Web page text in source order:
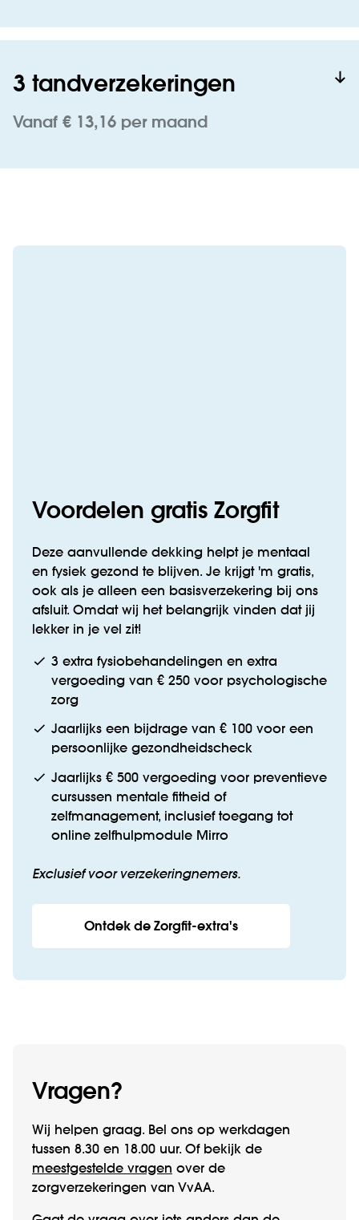
3 tandverzekeringen
Vanaf € 13,16 per maand
Voordelen gratis Zorgfit
Deze aanvullende dekking helpt je mentaal
en fysiek gezond te blijven. Je krijgt 'm gratis,
ook als je alleen een basisverzekering bij ons
afsluit. Omdat wij het belangrijk vinden dat jij
lekker in je vel zit!
3 extra fysiobehandelingen en extra
vergoeding van € 250 voor psychologische
zorg
Jaarlijks een bijdrage van € 100 voor een
persoonlijke gezondheidscheck
Jaarlijks € 500 vergoeding voor preventieve
cursussen mentale fitheid of
zelfmanagement, inclusief toegang tot
online zelfhulpmodule Mirro
Exclusief voor verzekeringnemers.
Ontdek de Zorgfit-extra's
Vragen?
Wij helpen graag. Bel ons op werk­­dagen
tussen 8.30 en 18.00 uur. Of bekijk de
meestgestelde vragen over de
zorgverzekeringen van VvAA.